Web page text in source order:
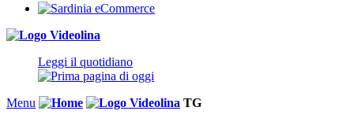
Leggi il quotidiano
Menu
TG